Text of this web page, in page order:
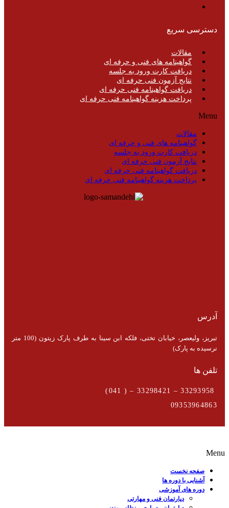
دسترسی سریع
مقالات
گواهینامه های فنی و حرفه ای
دریافت کارت ورود به جلسه
نتایج آزمون فنی حرفه ای
دریافت گواهینامه فنی حرفه ای
پرداخت هزینه گواهینامه فنی حرفه ای
Menu
مقالات
گواهینامه های فنی و حرفه ای
دریافت کارت ورود به جلسه
نتایج آزمون فنی حرفه ای
دریافت گواهینامه فنی حرفه ای
پرداخت هزینه گواهینامه فنی حرفه ای
آدرس
تبریز، ولیعصر، خیابان تختی، فلکه ابن سینا به طرف پارک زیتون (100 متر
نرسیده به پارک)
تلفن ها
09353964863
Menu
صفحه نخست
آشنایی با دوره ها
دوره های آموزشی
دپارتمان فنی و مهارتی